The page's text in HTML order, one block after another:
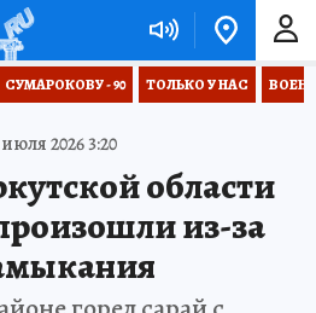
СУМАРОКОВУ - 90 ТОЛЬКО У НАС
2026 3:20
области
из-за